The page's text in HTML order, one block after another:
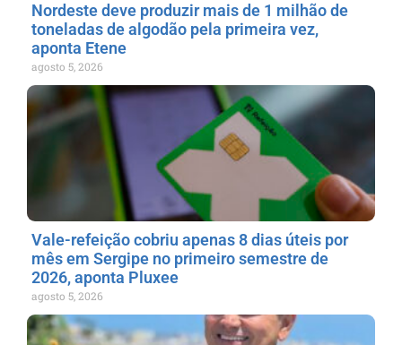
Nordeste deve produzir mais de 1 milhão de
toneladas de algodão pela primeira vez,
aponta Etene
agosto 5, 2026
Vale-refeição cobriu apenas 8 dias úteis por
mês em Sergipe no primeiro semestre de
2026, aponta Pluxee
agosto 5, 2026